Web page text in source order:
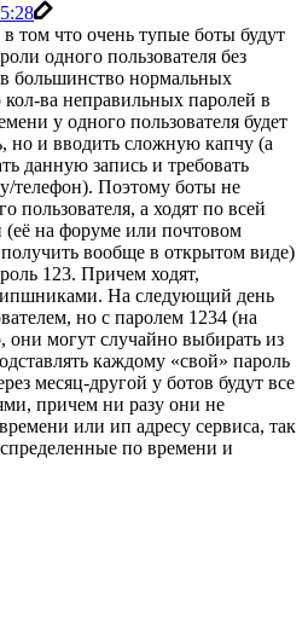
том что очень тупые боты будут
одного пользователя без
большинство нормальных
кол-ва неправильных паролей в
у одного пользователя будет
но и вводить сложную капчу (а
данную запись и требовать
телефон). Поэтому боты не
пользователя, а ходят по всей
(её на форуме или почтовом
вообще в открытом виде)
123. Причем ходят,
ипшниками. На следующий день
но с паролем 1234 (на
они могут случайно выбирать из
каждому «свой» пароль
месяц-другой у ботов будут все
причем ни разу они не
или ип адресу сервиса, так
по времени и